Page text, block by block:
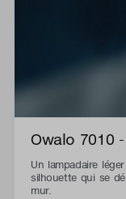
Owalo 7010
Un lampadaire
silhouette qui se
mur.